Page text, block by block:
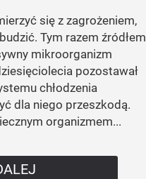
się z zagrożeniem,
Tym razem źródłem
mikroorganizm
pozostawał
chłodzenia
dla niego przeszkodą.
organizmem...